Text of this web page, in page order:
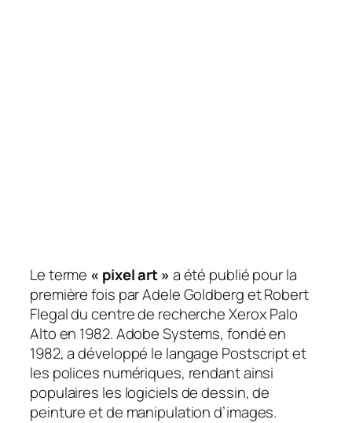
Le terme « pixel art » a été publié pour la
première fois par Adele Goldberg et Robert
Flegal du centre de recherche Xerox Palo
Alto en 1982. Adobe Systems, fondé en
1982, a développé le langage Postscript et
les polices numériques, rendant ainsi
populaires les logiciels de dessin, de
peinture et de manipulation d’images.